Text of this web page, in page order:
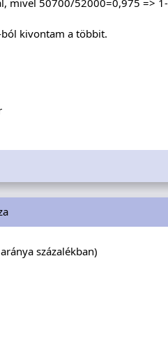
kivontam a többit.
százalékban)